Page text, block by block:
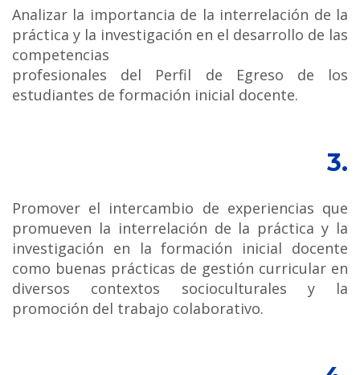
Analizar la importancia de la interrelación de la
práctica y la investigación en el desarrollo de las
competencias
profesionales del Perfil de Egreso de los
estudiantes de formación inicial docente.
3.
Promover el intercambio de experiencias que
promueven la interrelación de la práctica y la
investigación en la formación inicial docente
como buenas prácticas de gestión curricular en
diversos contextos socioculturales y la
promoción del trabajo colaborativo.